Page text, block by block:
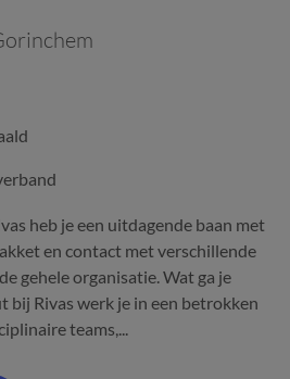
heb je een uitdagende baan met
en contact met verschillende
gehele organisatie. Wat ga je
bij Rivas werk je in een betrokken
teams,...